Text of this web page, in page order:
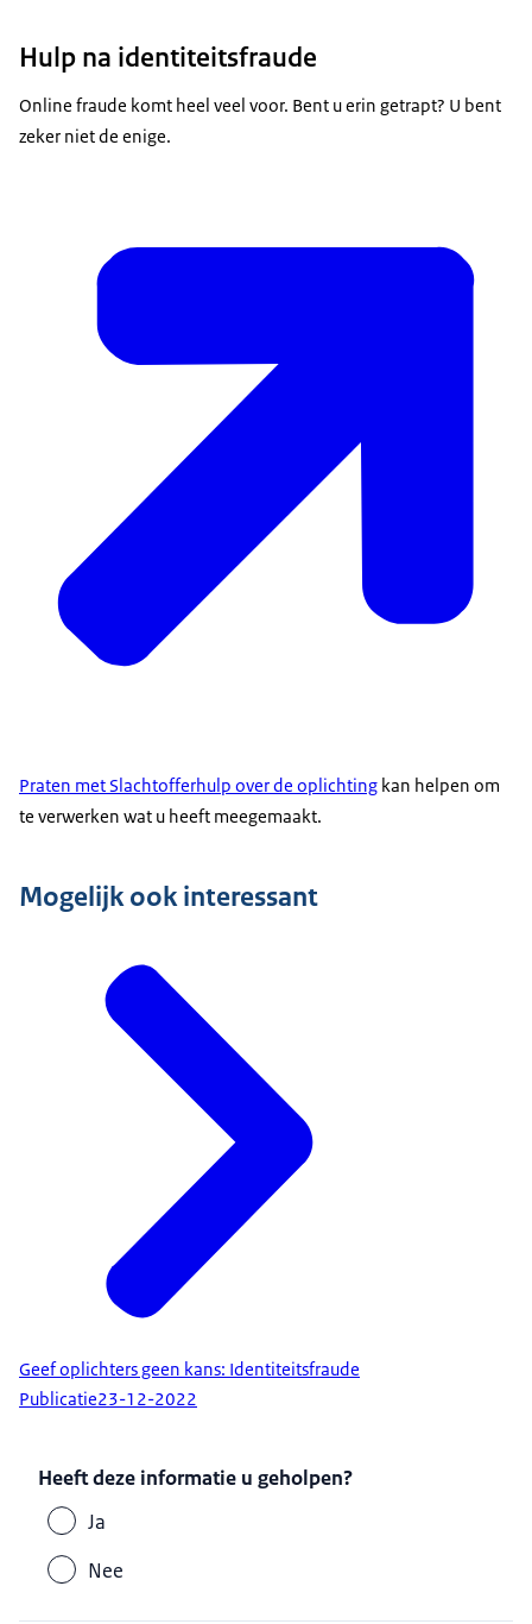
Hulp na identiteitsfraude
Online fraude komt heel veel voor. Bent u erin getrapt? U bent
zeker niet de enige.
Praten met Slachtofferhulp over de oplichting kan helpen om
te verwerken wat u heeft meegemaakt.
Mogelijk ook interessant
Geef oplichters geen kans: Identiteitsfraude
Publicatie23-12-2022
Heeft deze informatie u geholpen?
Ja
Nee